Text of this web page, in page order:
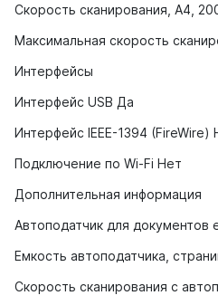
Скорость сканирования, A4,
Максимальная скорость
Интерфейсы
Интерфейс USB Да
Интерфейс IEEE-1394 (FireWire)
Подключение по Wi-Fi Нет
Дополнительная информация
Автоподатчик для документов
Емкость автоподатчика,
Скорость сканирования с